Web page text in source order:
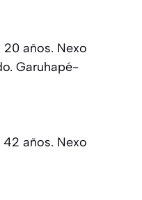
años. Nexo
Garuhapé-
años. Nexo